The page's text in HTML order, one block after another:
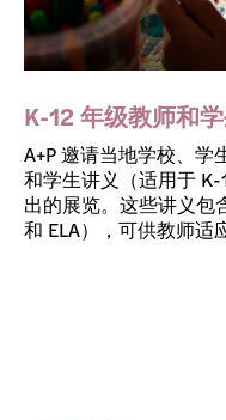
K-12 年级教师和
A+P 邀请当地学校、
和学生讲义（适用于
出的展览。这些讲义包
和 ELA），可供教师适